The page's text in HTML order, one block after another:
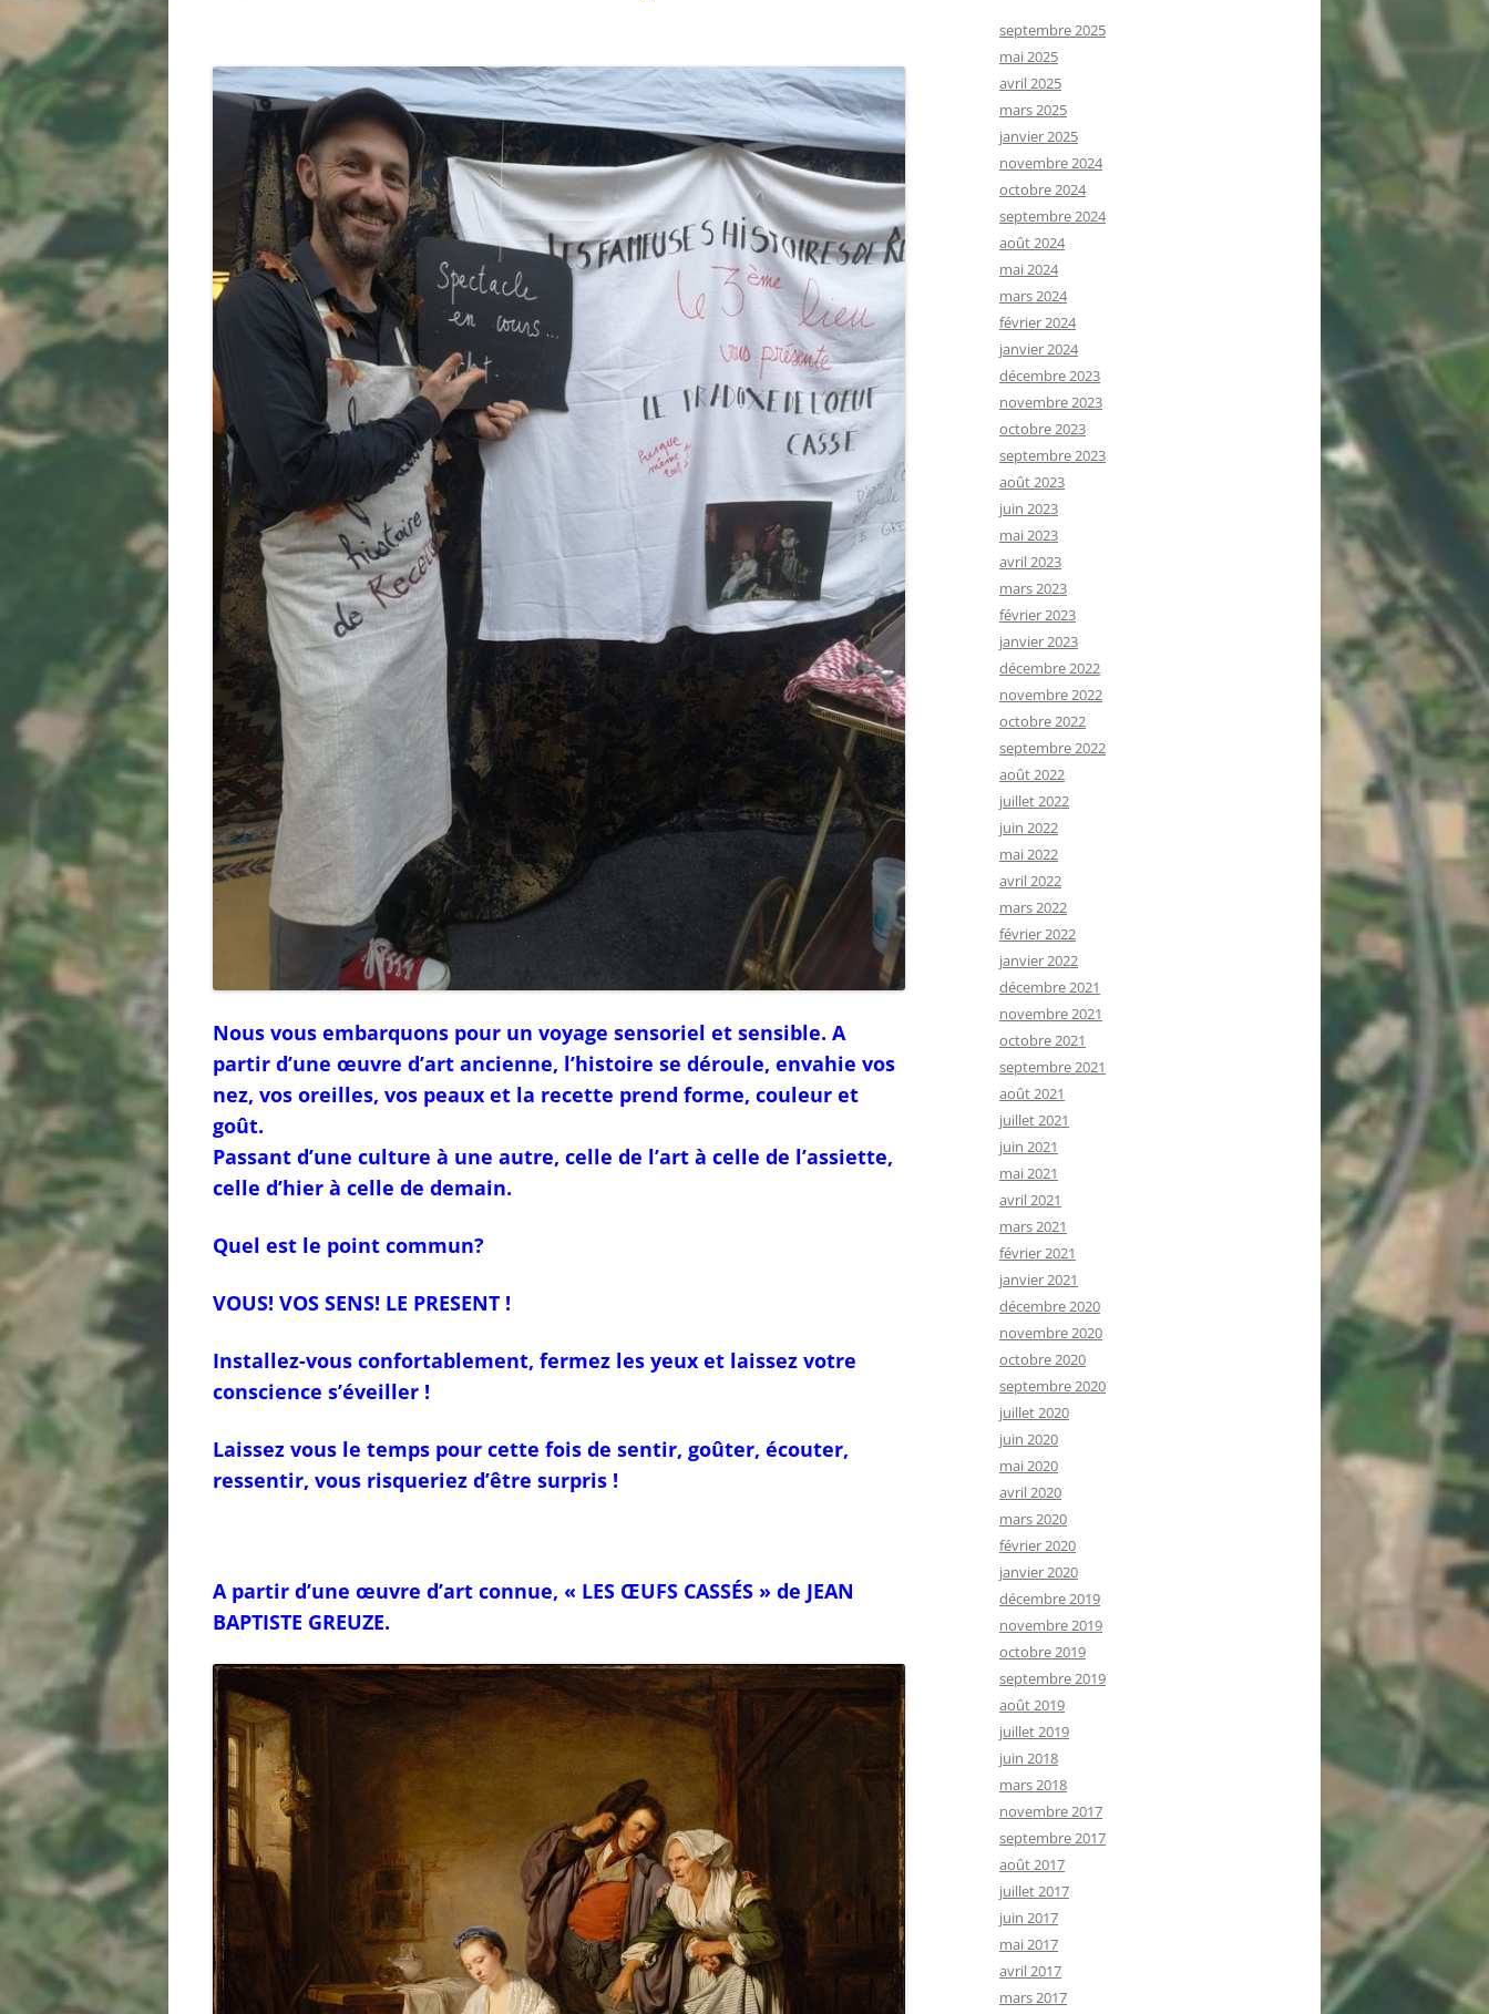
Nous vous embarquons pour un voyage sensoriel et sensible. A
partir d’une œuvre d’art ancienne, l’histoire se déroule, envahie vos
nez, vos oreilles, vos peaux et la recette prend forme, couleur et
goût.
Passant d’une culture à une autre, celle de l’art à celle de l’assiette,
celle d’hier à celle de demain.
Quel est le point commun?
VOUS! VOS SENS! LE PRESENT !
Installez-vous confortablement, fermez les yeux et laissez votre
conscience s’éveiller !
Laissez vous le temps pour cette fois de sentir, goûter, écouter,
ressentir, vous risqueriez d’être surpris !
A partir d’une œuvre d’art connue, « LES ŒUFS CASSÉS » de JEAN
BAPTISTE GREUZE.
septembre 2025
mai 2025
avril 2025
mars 2025
janvier 2025
novembre 2024
octobre 2024
septembre 2024
août 2024
mai 2024
mars 2024
février 2024
janvier 2024
décembre 2023
novembre 2023
octobre 2023
septembre 2023
août 2023
juin 2023
mai 2023
avril 2023
mars 2023
février 2023
janvier 2023
décembre 2022
novembre 2022
octobre 2022
septembre 2022
août 2022
juillet 2022
juin 2022
mai 2022
avril 2022
mars 2022
février 2022
janvier 2022
décembre 2021
novembre 2021
octobre 2021
septembre 2021
août 2021
juillet 2021
juin 2021
mai 2021
avril 2021
mars 2021
février 2021
janvier 2021
décembre 2020
novembre 2020
octobre 2020
septembre 2020
juillet 2020
juin 2020
mai 2020
avril 2020
mars 2020
février 2020
janvier 2020
décembre 2019
novembre 2019
octobre 2019
septembre 2019
août 2019
juillet 2019
juin 2018
mars 2018
novembre 2017
septembre 2017
août 2017
juillet 2017
juin 2017
mai 2017
avril 2017
mars 2017